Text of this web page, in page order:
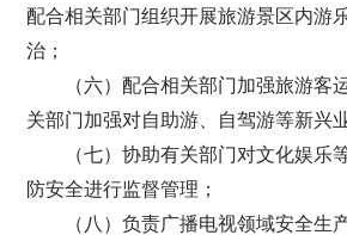
配合相关部门组织开展旅游景区内游
治；
（六）配合相关部门加强旅游客
关部门加强对自助游、自驾游等新兴
（七）协助有关部门对文化娱乐
防安全进行监督管理；
（八）负责广播电视领域安全生